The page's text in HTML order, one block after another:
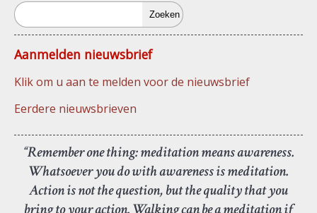
Zoeken
Aanmelden nieuwsbrief
Klik om u aan te melden voor de nieuwsbrief
Eerdere nieuwsbrieven
“Remember one thing: meditation means awareness.
Whatsoever you do with awareness is meditation.
Action is not the question, but the quality that you
bring to your action. Walking can be a meditation if